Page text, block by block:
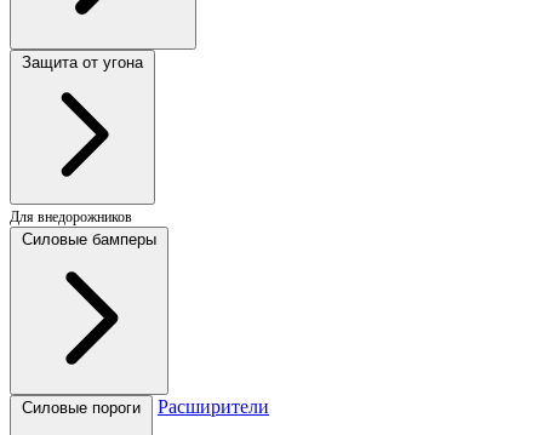
Защита от угона
Для внедорожников
Силовые бамперы
Силовые пороги Расширители